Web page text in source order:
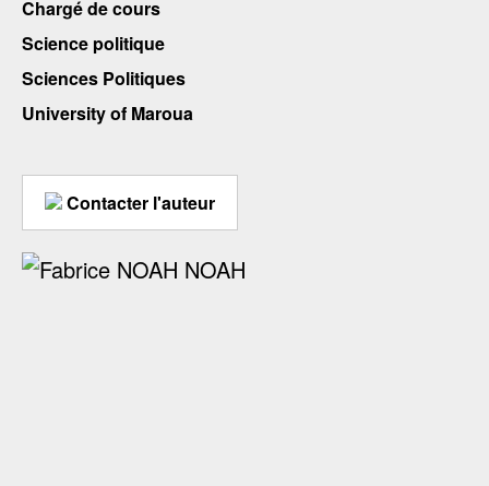
Chargé de cours
Science politique
Sciences Politiques
University of Maroua
Contacter l'auteur